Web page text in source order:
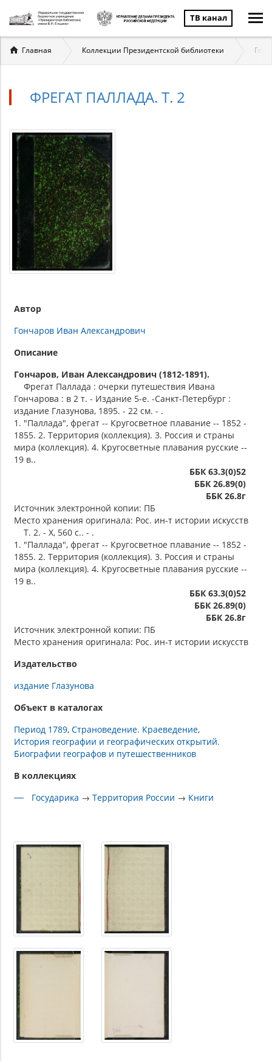
ТВ канал
Вы
здесь
Главная Коллекции Президентской библиотеки
ФРЕГАТ ПАЛЛАДА. Т. 2
Автор
Гончаров Иван Александрович
Описание
Гончаров, Иван Александрович (1812-1891).
Фрегат Паллада : очерки путешествия Ивана
Гончарова : в 2 т. - Издание 5-е. -Санкт-Петербург :
издание Глазунова, 1895. - 22 см. - .
1. "Паллада", фрегат -- Кругосветное плавание -- 1852 -
1855. 2. Территория (коллекция). 3. Россия и страны
мира (коллекция). 4. Кругосветные плавания русские --
19 в..
ББК 63.3(0)52
ББК 26.89(0)
ББК 26.8г
Источник электронной копии: ПБ
Место хранения оригинала: Рос. ин-т истории искусств
Т. 2. - X, 560 с.. - .
1. "Паллада", фрегат -- Кругосветное плавание -- 1852 -
1855. 2. Территория (коллекция). 3. Россия и страны
мира (коллекция). 4. Кругосветные плавания русские --
19 в..
ББК 63.3(0)52
ББК 26.89(0)
ББК 26.8г
Источник электронной копии: ПБ
Место хранения оригинала: Рос. ин-т истории искусств
Издательство
издание Глазунова
Объект в каталогах
Период 1789 Страноведение. Краеведение
История географии и географических открытий.
Биографии географов и путешественников
В коллекциях
Государика →Территория России → Книги